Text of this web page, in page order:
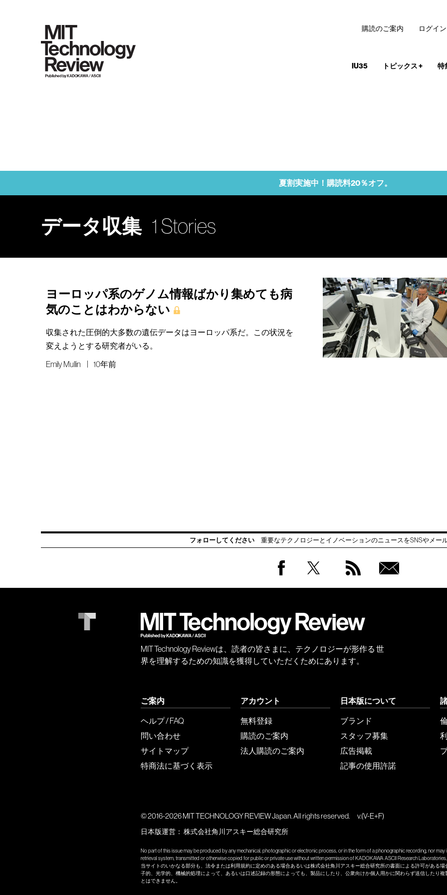
IU35 トピックス+ 特
購読のご案内 ログイン
夏割実施中！購読料20％オフ。
データ収集 1 Stories
ヨーロッパ系のゲノム情報ばかり集めても病
気のことはわからない
収集された圧倒的大多数の遺伝データはヨーロッパ系だ。この状況を
変えようとする研究者がいる。
Emily Mullin 10年前
フォローしてください 重要なテクノロジーとイノベーションのニュースをSNSやメー
会員
MIT Technology Reviewは、読者の皆さまに、テクノロジーが形作る 世
界を理解するための知識を獲得していただくためにあります。
ご案内
ヘルプ / FAQ
問い合わせ
サイトマップ
特商法に基づく表示
アカウント
無料登録
購読のご案内
法人購読のご案内
日本版について
ブランド
スタッフ募集
広告掲載
記事の使用許諾
© 2016-2026 MIT TECHNOLOGY REVIEW Japan. All rights reserved. v.(V-E+F)
日本版運営： 株式会社角川アスキー総合研究所
No part of this issue may be produced by any mechanical, photographic or electronic process, or in the form of a phonographic recording, nor may
retrieval system, transmitted or otherwise copied for public or private use without written permission of KADOKAWA ASCII Research Laboratories,
当サイトのいかなる部分も、法令または利用規約に定めのある場合あるいは株式会社角川アスキー総合研究所の書面による許可がある場
子的、光学的、機械的処理によって、あるいは口述記録の形態によっても、製品にしたり、公衆向けか個人用かに関わらず送信したり複
とはできません。